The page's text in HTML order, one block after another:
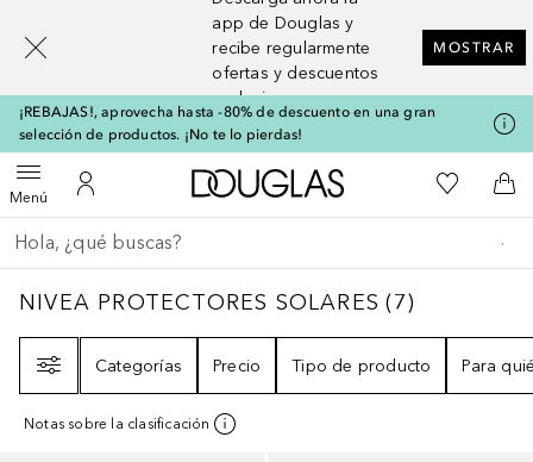
app de Douglas y
recibe regularmente
ofertas y descuentos
exclusivos
MOSTRAR
¡REBAJAS!, aprovecha hasta -80% de descuento en una gran
selección de productos. ¡No te lo pierdas!
MenúAbrir menúMi cuenta
A Douglas HomeMi lista de
A
Regresar
Ejecutar búsqueda
NIVEA PROTECTORES SOLARES7
NIVEA PROTECTORES SOLARES (7)
Categorías
Precio Tipo de producto Para
Notas sobre la clasificación
[navigation.slideout.screenreader]